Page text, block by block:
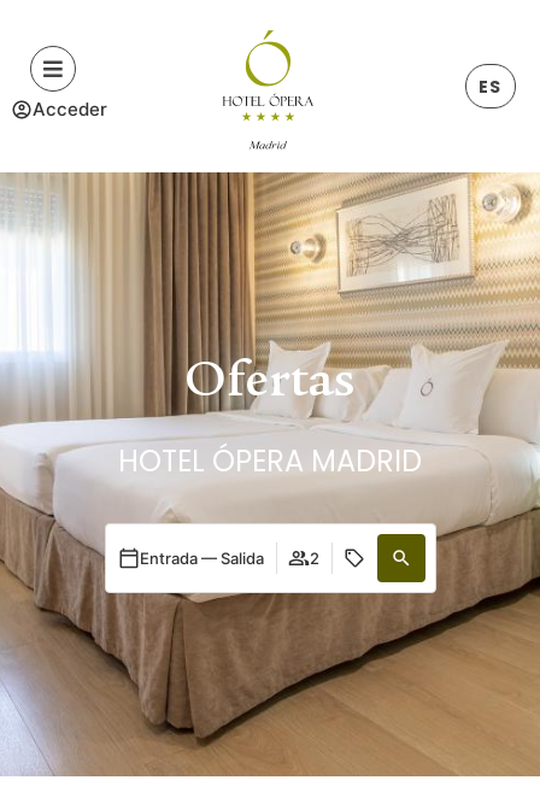
Acceder
ES
Ofertas
HOTEL ÓPERA MADRID
Entrada — Salida 2